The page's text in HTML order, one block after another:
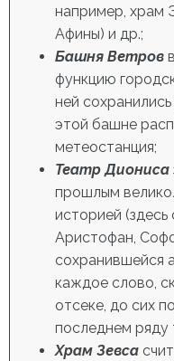
например, храм
Афины) и др.;
Башня Ветров
функцию
ней
этой башне
метеостанция;
Театр Диониса
прошлым
историей (здесь
Аристофан,
сохранившейся
каждое слово,
отсеке, до сих
последнем ряду
Храм Зевса